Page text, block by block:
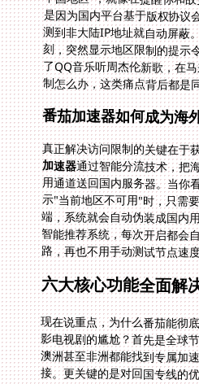
制怎么办，这类痛点背后都是
番茄加速器如何成为海
真正解决访问限制的关键在于
加速器通过智能分流技术，把
用通道送回国内服务器
示"当前地区不可用"时，
端，系统就会自动伪装成
智能推荐系统，每次开启
路，再也不用手动测试节点速
六大核心功能全面解
现在说重点，为什么番茄能彻
影电视剧的尴尬？首先是全球
澳洲甚至非洲都能找到专属加
接。更关键的是对回国专线的
乐和游戏竞技的传输通道，让